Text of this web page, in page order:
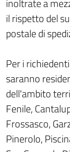
inoltrate a
il rispetto del
postale di
Per i
saranno
dell'ambito
Fenile,
Frossasco,
Pinerolo,